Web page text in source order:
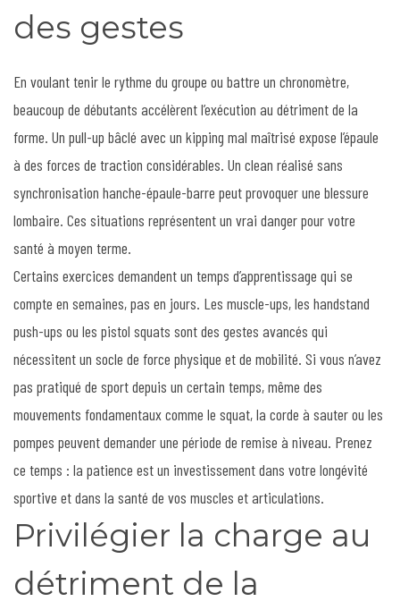
des gestes
En voulant tenir le rythme du groupe ou battre un chronomètre,
beaucoup de débutants accélèrent l’exécution au détriment de la
forme. Un pull-up bâclé avec un kipping mal maîtrisé expose l’épaule
à des forces de traction considérables. Un clean réalisé sans
synchronisation hanche-épaule-barre peut provoquer une blessure
lombaire. Ces situations représentent un vrai danger pour votre
santé à moyen terme.
Certains exercices demandent un temps d’apprentissage qui se
compte en semaines, pas en jours. Les muscle-ups, les handstand
push-ups ou les pistol squats sont des gestes avancés qui
nécessitent un socle de force physique et de mobilité. Si vous n’avez
pas pratiqué de sport depuis un certain temps, même des
mouvements fondamentaux comme le squat, la corde à sauter ou les
pompes peuvent demander une période de remise à niveau. Prenez
ce temps : la patience est un investissement dans votre longévité
sportive et dans la santé de vos muscles et articulations.
Privilégier la charge au
détriment de la